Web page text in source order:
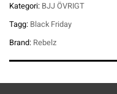
Kategori: BJJ ÖVRIGT
Tagg: Black Friday
Brand: Rebelz